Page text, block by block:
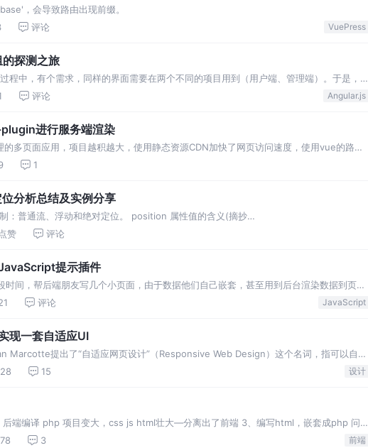
，会导致路由出现前缀。
评论 VuePress
探测之旅
程中，有个需求，同样的界面需要在两个不同的项目用到（用户端、管理端）。于是，大
用于放置多项目复用的组件！ 在 angular 项目中，组件需要 在 module 注册。 拉取过来
评论 Angular.js
进行服务端渲染
多页面应用，项目越积越大，使用静态资源CDN加快了网页访问速度，使用vue的路由
小，总感觉对于提升单页面的性能和扩充性，没有实质性提升！ 一直以来，使用惯了
1
分析总结及实例分享
：普通流、浮动和绝对定位。 position 属性值的含义(摘抄
css/css_positioning.asp)： static 元素框正常生成。块级元素生成一个矩形框，
赞 评论
提示插件
时间，帮后端朋友写几个小页面，由于数据他们自己嵌套，甚至用到后台渲染数据到页
使用require.js做模块化，方便他们看到更直观、熟悉的代码进行数据调用！ 查看代码
评论 JavaScript
现一套自适应UI
Marcotte提出了“自适应网页设计”（Responsive Web Design）这个名词，指可以自动
调整的网页设计。 即达到——”一次设计，普遍适用”，让同一张网页自动适应不同大小的
28 15 设计
端编译 php 项目变大，css js html壮大—分离出了前端 3、编写html，嵌套成php 问题
深，职责不清——前后端都可以改代码，出现bug推诿，修改效率低，影响合作 B、效率
78 3 前端